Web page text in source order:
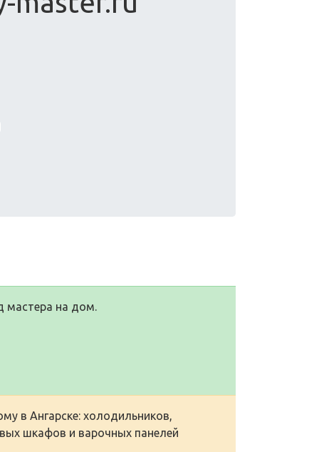
мастера на дом.
в Ангарске: холодильников,
шкафов и варочных панелей